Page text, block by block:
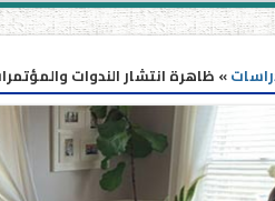
» ظاهرة انتشار الندوات